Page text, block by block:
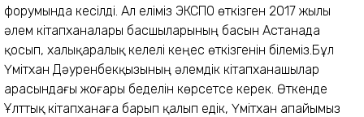
форумында кесілді. Ал еліміз ЭКСПО өткізген 2017 жылы
әлем кітапханалары басшыларының басын Астанада
қосып, халықаралық келелі кеңес өткізгенін білеміз.Бұл
Үмітхан Дәуренбекқызының әлемдік кітапханашылар
арасындағы жоғары беделін көрсетсе керек. Өткенде
Ұлттық кітапханаға барып қалып едік, Үмітхан апайымыз